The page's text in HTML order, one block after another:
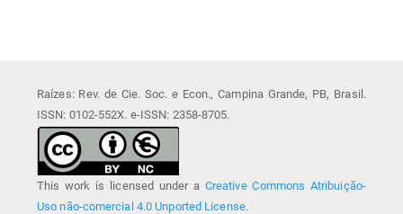
Raízes: Rev. de Cie. Soc. e Econ., Campina Grande, PB, Brasil.
ISSN: 0102-552X. e-ISSN: 2358-8705.
This work is licensed under a Creative Commons Atribuição-
Uso não-comercial 4.0 Unported License.